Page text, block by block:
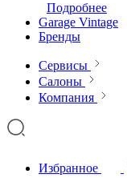
Подробнее
Garage Vintage
Бренды
Сервисы
Салоны
Компания
Избранное